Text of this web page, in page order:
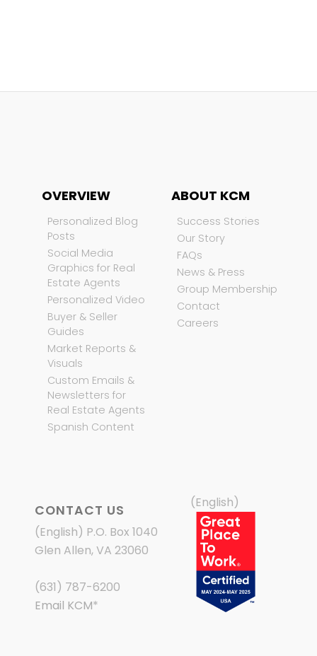
OVERVIEW
Personalized Blog
Posts
Social Media
Graphics for Real
Estate Agents
Personalized Video
Buyer & Seller
Guides
Market Reports &
Visuals
Custom Emails &
Newsletters for
Real Estate Agents
Spanish Content
ABOUT KCM
Success Stories
Our Story
FAQs
News & Press
Group Membership
Contact
Careers
CONTACT US
(English) P.O. Box 1040
Glen Allen, VA 23060
(631) 787-6200
Email KCM*
(English)